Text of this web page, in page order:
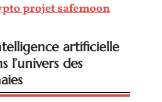
projet safemoon
artificielle
l’univers des